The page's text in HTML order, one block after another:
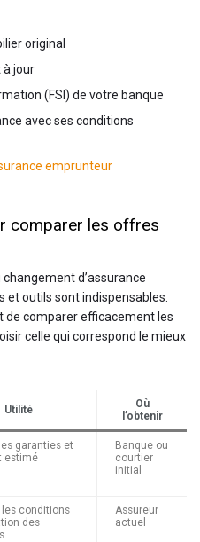
original
à jour
(FSI) de votre banque
avec ses conditions
emprunteur
comparer les offres
d’assurance
outils sont indispensables.
de comparer efficacement les
celle qui correspond le mieux
Utilité
Où
l’obtenir
garanties et
estimé
Banque ou
courtier
initial
les conditions
des
Assureur
actuel